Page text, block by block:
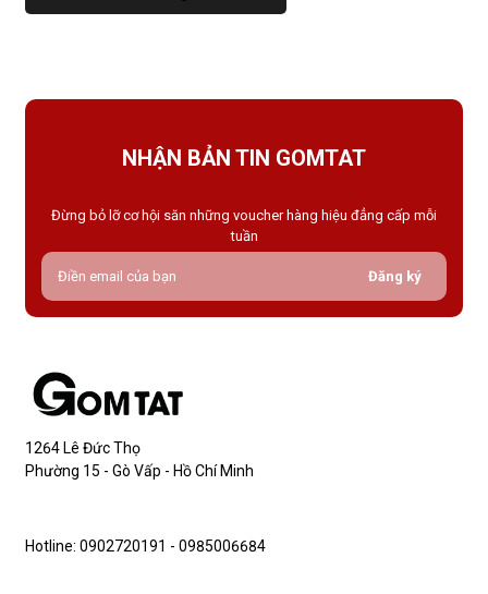
NHẬN BẢN TIN GOMTAT
Đừng bỏ lỡ cơ hội săn những voucher hàng hiệu đẳng cấp mỗi
tuần
Đăng ký
1264 Lê Đức Thọ
Phường 15 - Gò Vấp - Hồ Chí Minh
Hotline: 0902720191 - 0985006684